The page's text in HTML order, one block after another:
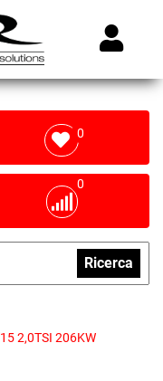
0
0
Ricerca
2,0TSI 206KW